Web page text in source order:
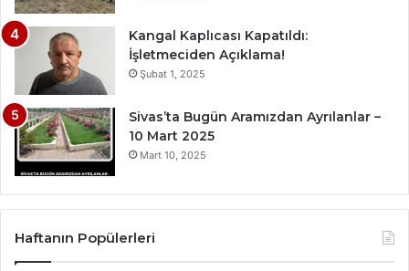
Kangal Kaplıcası Kapatıldı:
İşletmeciden Açıklama!
Şubat 1, 2025
Sivas’ta Bugün Aramızdan Ayrılanlar –
10 Mart 2025
Mart 10, 2025
Haftanın Popülerleri